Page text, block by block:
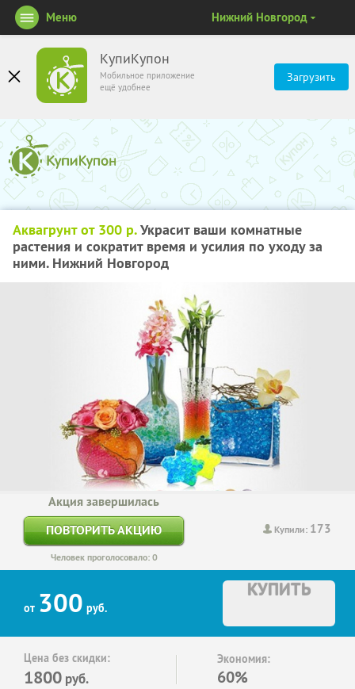
КупиКупон
Мобильное приложение
ещё удобнее
Загрузить
Меню Нижний Новгород
Аквагрунт от 300 р.Украсит ваши комнатные
растения и сократит время и усилия по уходу за
ними. Нижний Новгород
Купили: 173
Акция завершилась
ПОВТОРИТЬ АКЦИЮ
Человек проголосовало: 0
от 300 руб.
КУПИТЬ
Цена без скидки:
1800 руб.
Экономия:
60%